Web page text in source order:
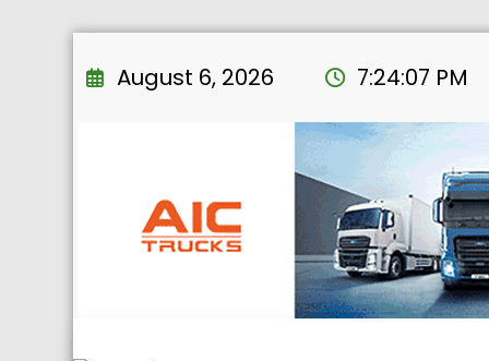
to
August 6, 2026 7:24:08 PM